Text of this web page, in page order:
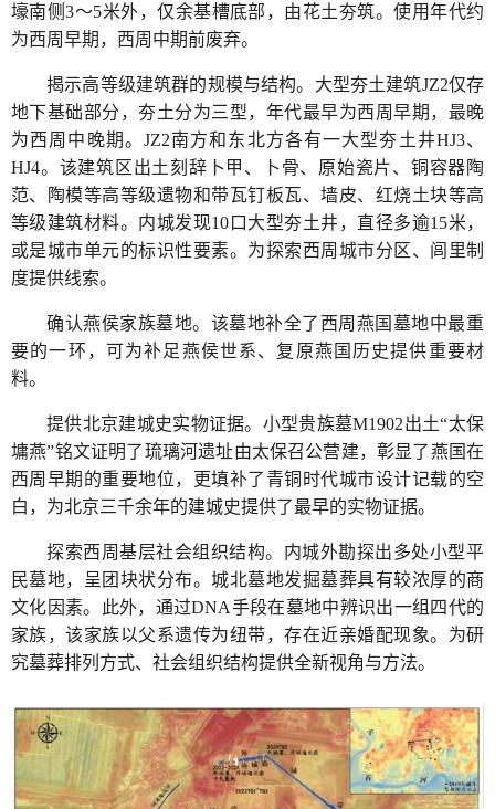
壕南侧3～5米外，仅余基槽底部，由花土夯筑。使用年代约
为西周早期，西周中期前废弃。
揭示高等级建筑群的规模与结构。大型夯土建筑JZ2仅存
地下基础部分，夯土分为三型，年代最早为西周早期，最晚
为西周中晚期。JZ2南方和东北方各有一大型夯土井HJ3、
HJ4。该建筑区出土刻辞卜甲、卜骨、原始瓷片、铜容器陶
范、陶模等高等级遗物和带瓦钉板瓦、墙皮、红烧土块等高
等级建筑材料。内城发现10口大型夯土井，直径多逾15米，
或是城市单元的标识性要素。为探索西周城市分区、闾里制
度提供线索。
确认燕侯家族墓地。该墓地补全了西周燕国墓地中最重
要的一环，可为补足燕侯世系、复原燕国历史提供重要材
料。
提供北京建城史实物证据。小型贵族墓M1902出土“太保
墉燕”铭文证明了琉璃河遗址由太保召公营建，彰显了燕国在
西周早期的重要地位，更填补了青铜时代城市设计记载的空
白，为北京三千余年的建城史提供了最早的实物证据。
探索西周基层社会组织结构。内城外勘探出多处小型平
民墓地，呈团块状分布。城北墓地发掘墓葬具有较浓厚的商
文化因素。此外，通过DNA手段在墓地中辨识出一组四代的
家族，该家族以父系遗传为纽带，存在近亲婚配现象。为研
究墓葬排列方式、社会组织结构提供全新视角与方法。